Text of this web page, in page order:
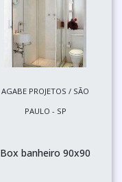
AGABE PROJETOS / SÃO
PAULO - SP
Box banheiro 90x90